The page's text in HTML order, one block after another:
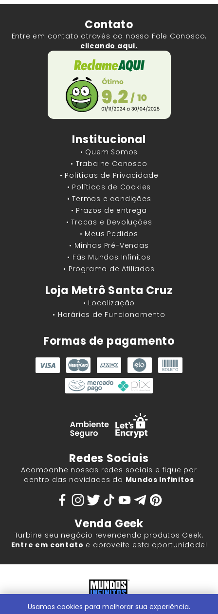
Contato
Entre em contato através do nosso Fale Conosco,
clicando aqui.
Institucional
• Quem Somos
• Trabalhe Conosco
• Políticas de Privacidade
• Políticas de Cookies
• Termos e condições
• Prazos de entrega
• Trocas e Devoluções
• Meus Pedidos
• Minhas Pré-Vendas
• Fãs Mundos Infinitos
• Programa de Afiliados
Loja Metrô Santa Cruz
• Localização
• Horários de Funcionamento
Formas de pagamento
Redes Sociais
Acompanhe nossas redes sociais e fique por
dentro das novidades do Mundos Infinitos
Venda Geek
Turbine seu negócio revendendo produtos Geek.
Entre em contato e aproveite esta oportunidade!
Mundos Infinitos - Publicações e Geek Store |ContentStuff
Usamos cookies para melhorar sua experiência.